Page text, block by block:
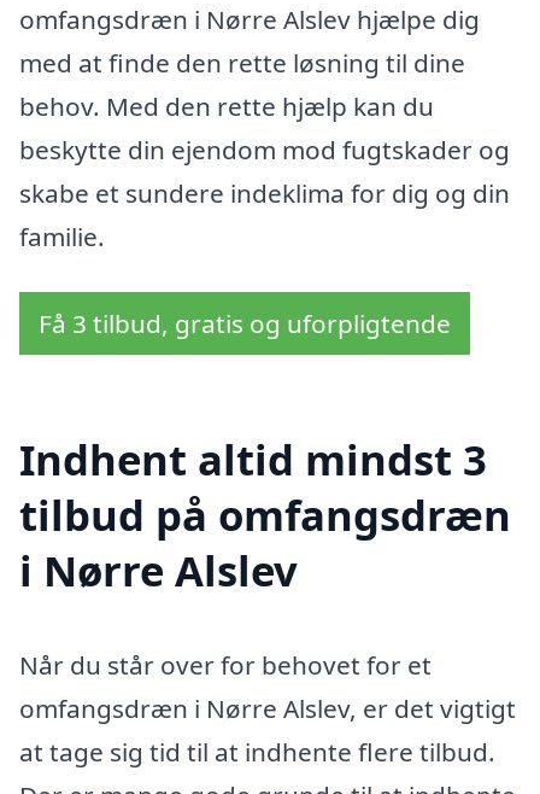
omfangsdræn i Nørre Alslev hjælpe dig
med at finde den rette løsning til dine
behov. Med den rette hjælp kan du
beskytte din ejendom mod fugtskader og
skabe et sundere indeklima for dig og din
familie.
Få 3 tilbud, gratis og uforpligtende
Indhent altid mindst 3
tilbud på omfangsdræn
i Nørre Alslev
Når du står over for behovet for et
omfangsdræn i Nørre Alslev, er det vigtigt
at tage sig tid til at indhente flere tilbud.